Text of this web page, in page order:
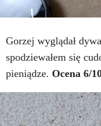
Gorzej wyglądał
spodziewałem się
pieniądze. Ocena 6/